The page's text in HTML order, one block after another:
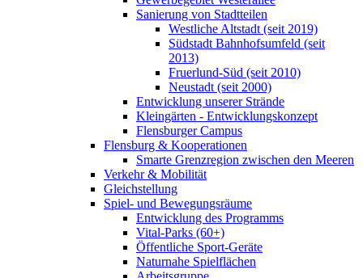
Sanierung von Stadtteilen
Westliche Altstadt (seit 2019)
Südstadt Bahnhofsumfeld (seit
2013)
Fruerlund-Süd (seit 2010)
Neustadt (seit 2000)
Entwicklung unserer Strände
Kleingärten - Entwicklungskonzept
Flensburger Campus
Flensburg & Kooperationen
Smarte Grenzregion zwischen den Meeren
Verkehr & Mobilität
Gleichstellung
Spiel- und Bewegungsräume
Entwicklung des Programms
Vital-Parks (60+)
Öffentliche Sport-Geräte
Naturnahe Spielflächen